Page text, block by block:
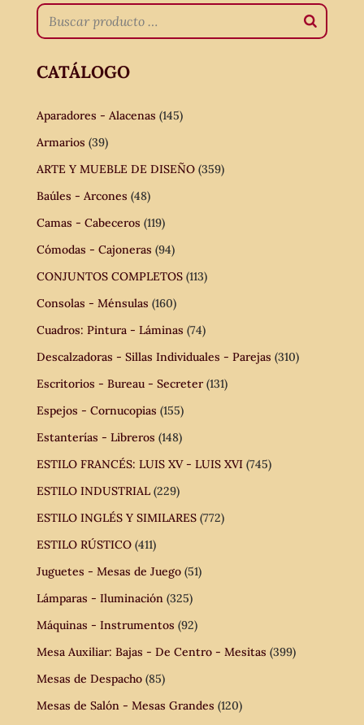
CATÁLOGO
Aparadores - Alacenas (145)
Armarios (39)
ARTE Y MUEBLE DE DISEÑO (359)
Baúles - Arcones (48)
Camas - Cabeceros (119)
Cómodas - Cajoneras (94)
CONJUNTOS COMPLETOS (113)
Consolas - Ménsulas (160)
Cuadros: Pintura - Láminas (74)
Descalzadoras - Sillas Individuales - Parejas (310)
Escritorios - Bureau - Secreter (131)
Espejos - Cornucopias (155)
Estanterías - Libreros (148)
ESTILO FRANCÉS: LUIS XV - LUIS XVI (745)
ESTILO INDUSTRIAL (229)
ESTILO INGLÉS Y SIMILARES (772)
ESTILO RÚSTICO (411)
Juguetes - Mesas de Juego (51)
Lámparas - Iluminación (325)
Máquinas - Instrumentos (92)
Mesa Auxiliar: Bajas - De Centro - Mesitas (399)
Mesas de Despacho (85)
Mesas de Salón - Mesas Grandes (120)